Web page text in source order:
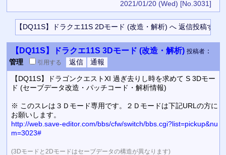
2021/01/20 (Wed) [No.3031]
【DQ11S】ドラクエ11S 3Dモード (改造・解析) 投稿者：
管理
引用する
【DQ11S】ドラゴンクエストXI 過ぎ去りし時を求めて S 3Dモー
ド (セーブデータ改造・パッチコード・解析情報)
※ このスレは３Ｄモード専用です。２Ｄモードは下記URLの方に
お願いします。
http://web.save-editor.com/bbs/cfw/switch/bbs.cgi?list=pickup&nu
m=3023#
(3Dモードと2Dモードはセーブデータの構造が異なります)